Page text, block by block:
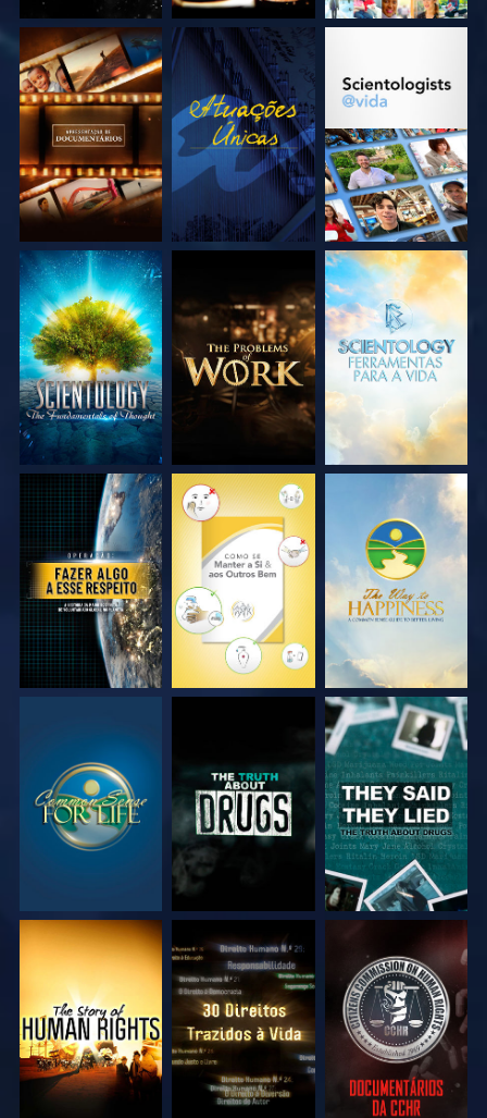
EXPLORE A SÉRIE VEJA EXPLORE A SÉRIE
EXPLORE A SÉRIE EXPLORE A SÉRIE EXPLORE A SÉRIE
VEJA VEJA VEJA
VEJA VEJA VEJA
VEJA VEJA VEJA